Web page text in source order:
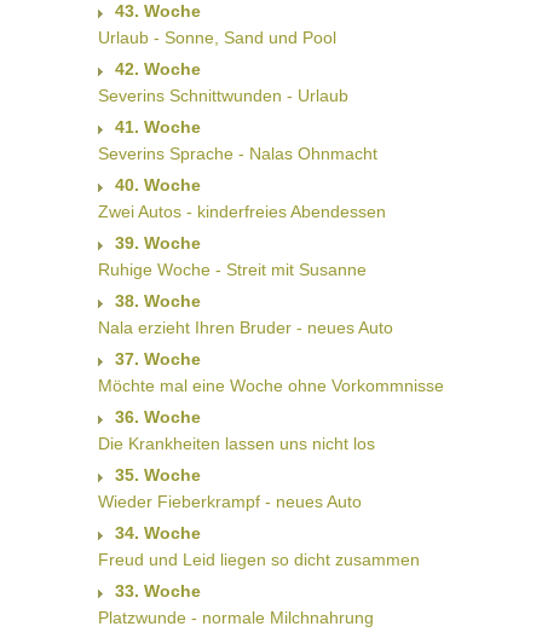
43. Woche
Urlaub - Sonne, Sand und Pool
42. Woche
Severins Schnittwunden - Urlaub
41. Woche
Severins Sprache - Nalas Ohnmacht
40. Woche
Zwei Autos - kinderfreies Abendessen
39. Woche
Ruhige Woche - Streit mit Susanne
38. Woche
Nala erzieht Ihren Bruder - neues Auto
37. Woche
Möchte mal eine Woche ohne Vorkommnisse
36. Woche
Die Krankheiten lassen uns nicht los
35. Woche
Wieder Fieberkrampf - neues Auto
34. Woche
Freud und Leid liegen so dicht zusammen
33. Woche
Platzwunde - normale Milchnahrung